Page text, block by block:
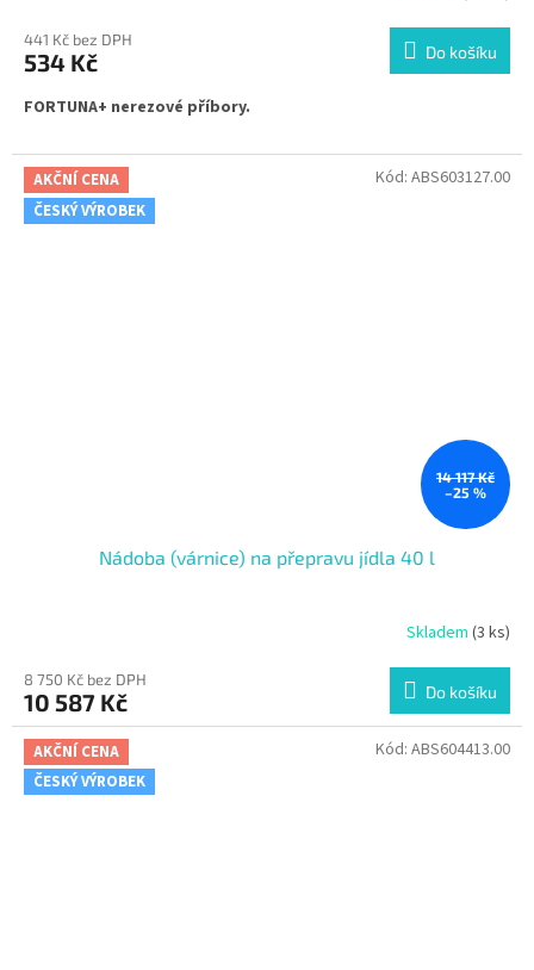
441 Kč bez DPH
534 Kč Do košíku
FORTUNA+ nerezové příbory.
AKČNÍ CENA
ČESKÝ VÝROBEK
14 117 Kč
–25 %
Nádoba (várnice) na přepravu jídla 40 l
Skladem (3 ks)
8 750 Kč bez DPH
10 587 Kč Do košíku
Kód: ABS603127.00
AKČNÍ CENA
ČESKÝ VÝROBEK
Kód: ABS604413.00